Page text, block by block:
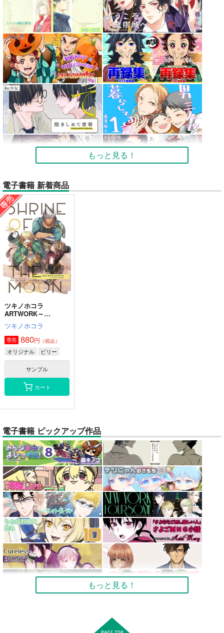
もっと見る！
電子書籍 新着商品
ツキノホコラ
ARTWORK～
2023Summer
ツキノホコラ
専売 880円 （税込）
オリジナル ビリー
サンプル
カート
電子書籍 ピックアップ作品
もっと見る！